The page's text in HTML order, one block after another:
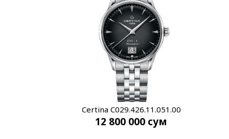
Certina C029.426.11.051.00
12 800 000 сум